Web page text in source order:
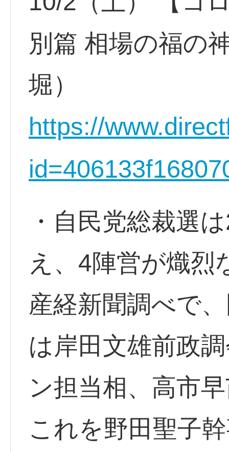
別篇 相場の福の
堀）
https://
・自民党総裁選
え、4陣営が熾烈
産経新聞調べで
は岸田文雄前政
ン担当相、高市
これを野田聖子